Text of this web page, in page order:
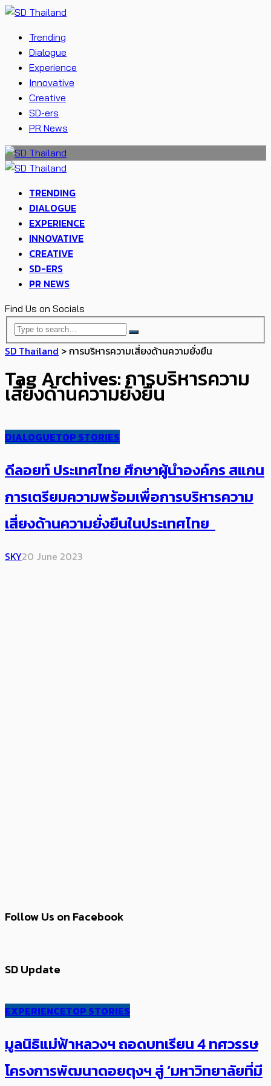
Trending
Dialogue
Experience
Innovative
Creative
SD-ers
PR News
TRENDING
DIALOGUE
EXPERIENCE
INNOVATIVE
CREATIVE
SD-ERS
PR NEWS
Find Us on Socials
SD Thailand >การบริหารความเสี่ยงด้านความยั่งยืน
Tag Archives: การบริหารความ
เสี่ยงด้านความยั่งยืน
DIALOGUETOP STORIES
ดีลอยท์ ประเทศไทย ศึกษาผู้นำองค์กร สแกน
การเตรียมความพร้อมเพื่อการบริหารความ
เสี่ยงด้านความยั่งยืนในประเทศไทย
SKY20 June 2023
Follow Us on Facebook
SD Update
EXPERIENCETOP STORIES
มูลนิธิแม่ฟ้าหลวงฯ ถอดบทเรียน 4 ทศวรรษ
โครงการพัฒนาดอยตุงฯ สู่ ‘มหาวิทยาลัยที่มี